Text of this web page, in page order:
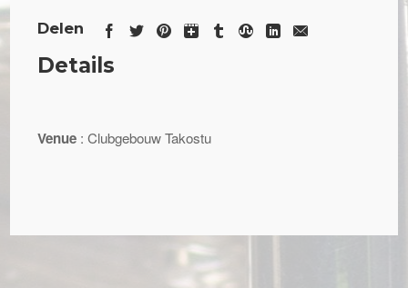
Delen
Details
Venue : Clubgebouw Takostu